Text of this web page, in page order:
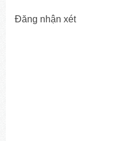
Đăng nhận xét